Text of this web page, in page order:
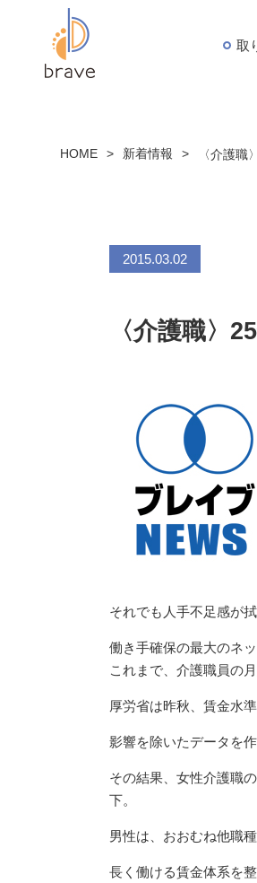
取
HOME > 新着情報 > 〈介護
2015.03.02
〈介護職〉
それでも人手不足感が
働き手確保の最大のネ
これまで、介護職員の
厚労省は昨秋、賃金水
影響を除いたデータを作
その結果、女性介護職
下。
男性は、おおむね他職
長く働ける賃金体系を